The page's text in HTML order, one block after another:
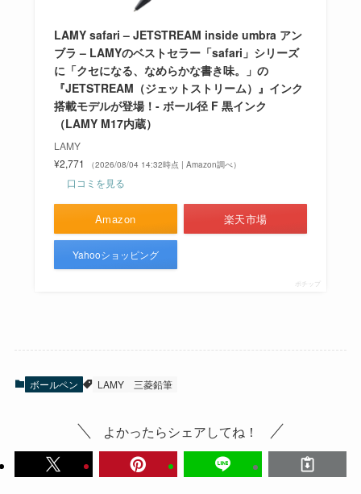
LAMY safari – JETSTREAM inside umbra アン
ブラ – LAMYのベストセラー「safari」シリーズ
に「クセになる、なめらかな書き味。」の
『JETSTREAM（ジェットストリーム）』インク
搭載モデルが登場！- ボール径 F 黒インク
（LAMY M17内蔵）
LAMY
¥2,771
（2026/08/04 14:32時点 | Amazon調べ）
口コミを見る
Amazon 楽天市場
Yahooショッピング
ポチップ
ボールペン LAMY 三菱鉛筆
よかったらシェアしてね！